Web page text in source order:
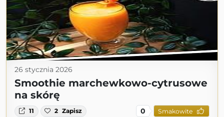
26 stycznia 2026
Smoothie marchewkowo-cytrusowe
na skórę
11 2 Zapisz 0 Smakowite